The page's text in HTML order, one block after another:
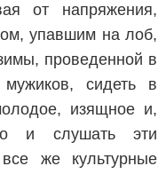
от напряжения,
упавшим на лоб,
проведенной в
сидеть в
изящное и,
и слушать эти
же культурные